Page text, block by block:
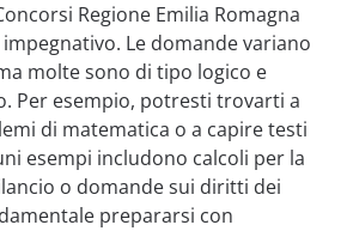
Regione Emilia Romagna
Le domande variano
molte sono di tipo logico e
Per esempio, potresti trovarti a
di matematica o a capire testi
esempi includono calcoli per la
o domande sui diritti dei
prepararsi con